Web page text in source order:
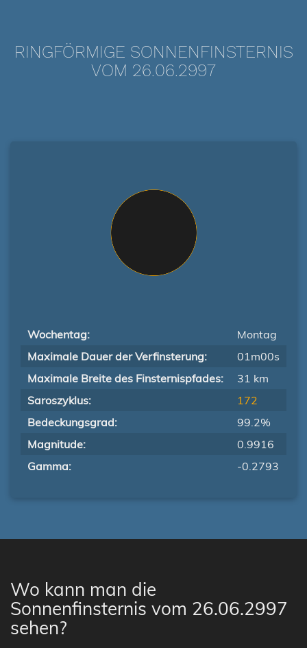
RINGFÖRMIGE SONNENFINSTERNIS
VOM 26.06.2997
Wochentag:
Montag
Maximale Dauer der Verfinsterung:
01m00s
Maximale Breite des Finsternispfades:
31 km
Saroszyklus:
172
Bedeckungsgrad:
99.2%
Magnitude:
0.9916
Gamma:
-0.2793
Wo kann man die
Sonnenfinsternis vom 26.06.2997
sehen?